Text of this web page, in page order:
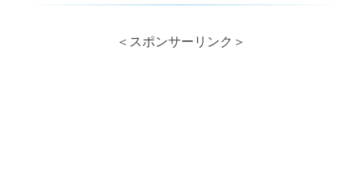
＜スポンサーリンク＞